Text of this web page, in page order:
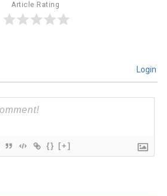
Article Rating
Login
{} [+]